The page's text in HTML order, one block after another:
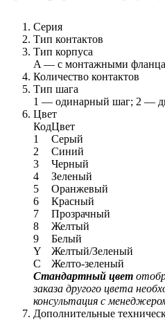
Серия
Тип контактов
Тип корпуса
A — с монтажными
Количество контактов
Тип шага
1 — одинарный шаг; 2 —
Цвет
КодЦвет
1
Серый
2
Синий
3
Черный
4
Зеленый
5
Оранжевый
6
Красный
7
Прозрачный
8
Желтый
9
Белый
Y
Желтый/Зеленый
C
Желто-зеленый
Стандартный цвет
заказа другого цвета
консультация с
Дополнительные